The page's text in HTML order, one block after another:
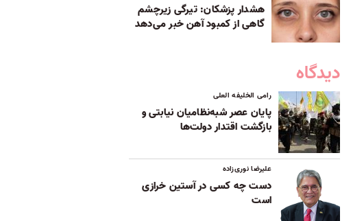
هشدار پزشکان: تیرگی زیرچشم
گاهی از کمبود آهن خبر می‌دهد
دیدگاه
رامی الخلیفه العلی
پایان عصر شبه‌نظامیان نیابتی و
بازگشت اقتدار دولت‌ها
علیرضا نوری‌زاده
دست چه کسی در آستین خرازی
است